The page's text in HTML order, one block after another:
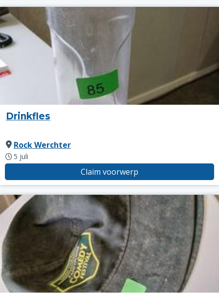
Drinkfles
Rock Werchter
5 juli
Claim voorwerp